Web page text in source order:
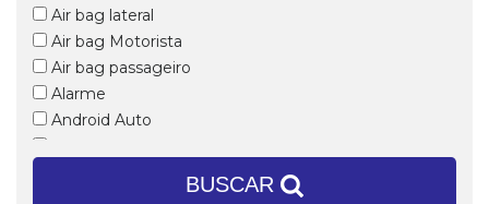
Air bag lateral
Air bag Motorista
Air bag passageiro
Alarme
Android Auto
Ar condicionado digitalBUSCAR